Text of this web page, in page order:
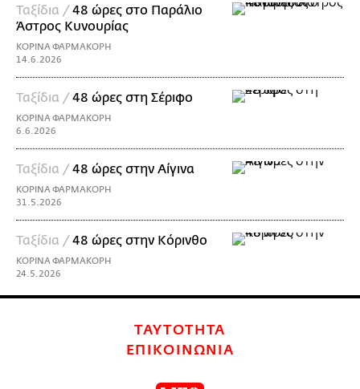
Ταξίδια /48 ώρες στο Παράλιο
Άστρος Κυνουρίας
ΚΟΡΙΝΑ ΦΑΡΜΑΚΟΡΗ
14.6.2026
Ταξίδια /48 ώρες στη Σέριφο
ΚΟΡΙΝΑ ΦΑΡΜΑΚΟΡΗ
6.6.2026
Ταξίδια /48 ώρες στην Αίγινα
ΚΟΡΙΝΑ ΦΑΡΜΑΚΟΡΗ
31.5.2026
Ταξίδια /48 ώρες στην Κόρινθο
ΚΟΡΙΝΑ ΦΑΡΜΑΚΟΡΗ
24.5.2026
ΤΑΥΤΟΤΗΤΑ
ΕΠΙΚΟΙΝΩΝΙΑ